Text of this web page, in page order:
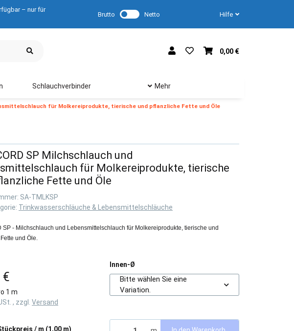
– nur für
Brutto Netto Hilfe
0,00 €
Schlauchverbinder Mehr
für Molkereiprodukte, tierische und pflanzliche Fette und Öle
SP Milchschlauch und
für Molkereiprodukte, tierische
Fette und Öle
SA-TMLKSP
Trinkwasserschläuche & Lebensmittelschläuche
SP - Milchschlauch und Lebensmittelschlauch für Molkereiprodukte, tierische und
und Öle.
€
1 m
, zzgl. Versand
/ m (1,00 m)
Innen-Ø
Bitte wählen Sie eine
Variation.